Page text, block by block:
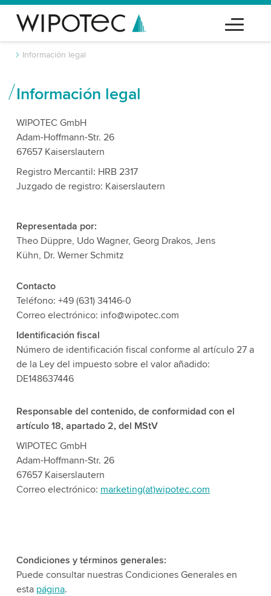
Información legal
Información legal
WIPOTEC GmbH
Adam-Hoffmann-Str. 26
67657 Kaiserslautern
Registro Mercantil: HRB 2317
Juzgado de registro: Kaiserslautern
Representada por:
Theo Düppre, Udo Wagner, Georg Drakos, Jens
Kühn, Dr. Werner Schmitz
Contacto
Teléfono: +49 (631) 34146-0
Correo electrónico: info@wipotec.com
Identificación fiscal
Número de identificación fiscal conforme al artículo 27 a
de la Ley del impuesto sobre el valor añadido:
DE148637446
Responsable del contenido, de conformidad con el
artículo 18, apartado 2, del MStV
WIPOTEC GmbH
Adam-Hoffmann-Str. 26
67657 Kaiserslautern
Correo electrónico: marketing(at)wipotec.com
Condiciones y términos generales:
Puede consultar nuestras Condiciones Generales en
esta página.